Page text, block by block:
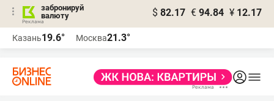
забронируй
валюту
$ 82.17 € 94.84 ¥ 12.17
Казань19.6° Москва21.3°